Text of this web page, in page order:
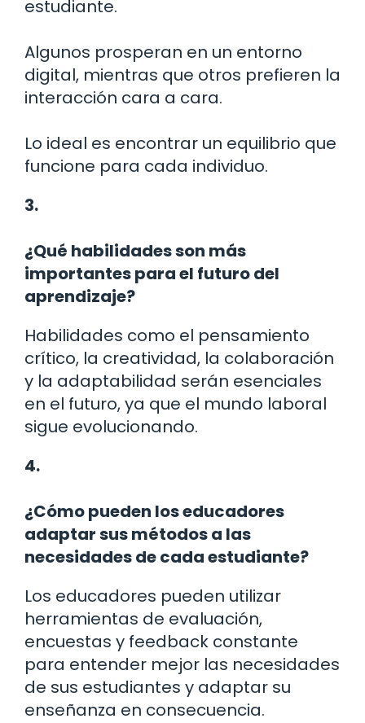
estudiante.
Algunos prosperan en un entorno
digital, mientras que otros prefieren la
interacción cara a cara.
Lo ideal es encontrar un equilibrio que
funcione para cada individuo.
3.
¿Qué habilidades son más
importantes para el futuro del
aprendizaje?
Habilidades como el pensamiento
crítico, la creatividad, la colaboración
y la adaptabilidad serán esenciales
en el futuro, ya que el mundo laboral
sigue evolucionando.
4.
¿Cómo pueden los educadores
adaptar sus métodos a las
necesidades de cada estudiante?
Los educadores pueden utilizar
herramientas de evaluación,
encuestas y feedback constante
para entender mejor las necesidades
de sus estudiantes y adaptar su
enseñanza en consecuencia.